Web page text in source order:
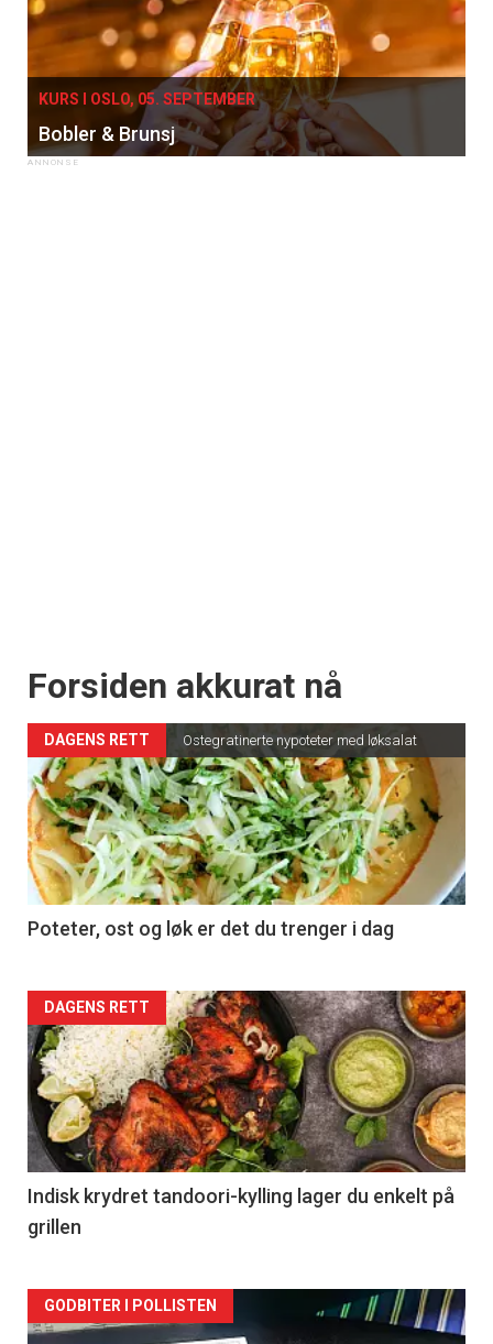
KURS I OSLO, 05. SEPTEMBER
Bobler & Brunsj
Forsiden akkurat nå
DAGENS RETT Ostegratinerte nypoteter med løksalat
Poteter, ost og løk er det du trenger i dag
Forsiden
akkurat
nå
-
2
DAGENS RETT
Indisk krydret tandoori-kylling lager du enkelt på
grillen
Forsiden
GODBITER I POLLISTEN